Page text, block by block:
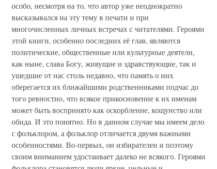
особо, несмотря на то, что автор уже неоднократно
высказывался на эту тему в печати и при
многочисленных личных встречах с читателями. Героями
этой книги, особенно последних её глав, являются
политические, общественные или культурные деятели,
как ныне, слава Богу, живущие и здравствующие, так и
ушедшие от нас столь недавно, что память о них
оберегается их ближайшими родственниками подчас до
того ревностно, что всякое прикосновение к их именам
может быть воспринято как оскорбление, кощунство или
обида. И это понятно. Но в данном случае мы имеем дело
с фольклором, а фольклор отличается двумя важными
особенностями. Во-первых, он избирателен и поэтому
своим вниманием удостаивает далеко не всякого. Героями